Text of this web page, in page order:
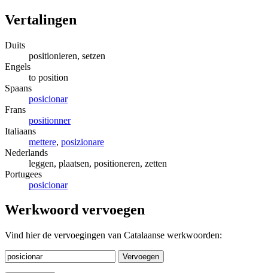
Vertalingen
Duits
positionieren, setzen
Engels
to position
Spaans
posicionar
Frans
positionner
Italiaans
mettere, posizionare
Nederlands
leggen, plaatsen, positioneren, zetten
Portugees
posicionar
Werkwoord vervoegen
Vind hier de vervoegingen van Catalaanse werkwoorden:
Vervoegen